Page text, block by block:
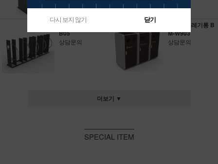
자전거거치대 BM-
B05
상담문의
가로변쓰레기통 B
M-W903
상담문의
더보기 ▼
SPECIAL ITEM
다시 보지 않기 닫기
다시 보지 않기 닫기